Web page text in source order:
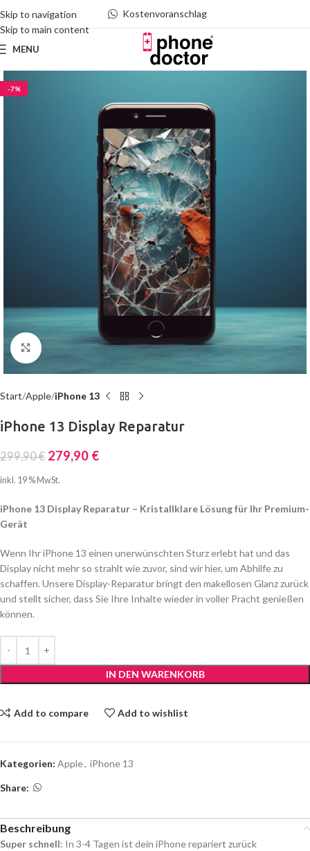
Skip to navigation
Skip to main content
Kostenvoranschlag
MENU
-7%
Click to enlarge
Start Apple iPhone 13
iPhone 13 Display Reparatur
299,90€ 279,90 €
inkl. 19 % MwSt.
iPhone 13 Display Reparatur – Kristallklare Lösung für Ihr Premium-
Gerät
Wenn Ihr iPhone 13 einen unerwünschten Sturz erlebt hat und das
Display nicht mehr so strahlt wie zuvor, sind wir hier, um Abhilfe zu
schaffen. Unsere Display-Reparatur bringt den makellosen Glanz zurück
und stellt sicher, dass Sie Ihre Inhalte wieder in voller Pracht genießen
können.
IN DEN WARENKORB
Add to compare Add to wishlist
Kategorien: Apple, iPhone 13
Share:
Beschreibung
Super schnell: In 3-4 Tagen ist dein iPhone repariert zurück